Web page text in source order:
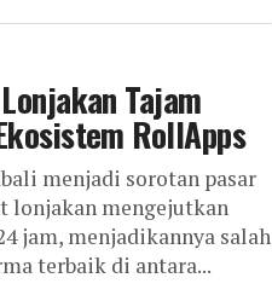
Tajam
RollApps
menjadi sorotan pasar
lonjakan mengejutkan
jam, menjadikannya salah
terbaik di antara...